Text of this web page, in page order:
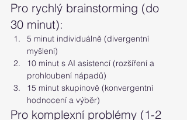
Pro rychlý brainstorming (do
30 minut):
5 minut individuálně (divergentní
myšlení)
10 minut s AI asistencí (rozšíření a
prohloubení nápadů)
15 minut skupinově (konvergentní
hodnocení a výběr)
Pro komplexní problémy (1-2